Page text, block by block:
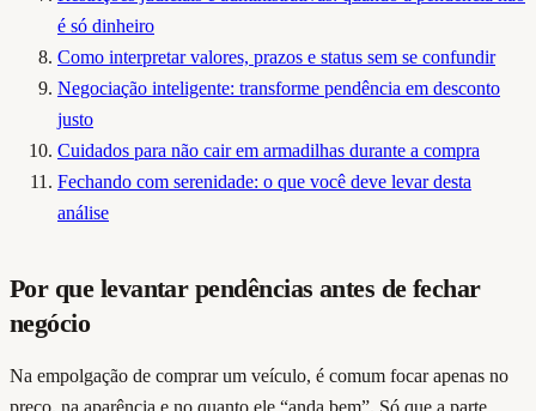
é só dinheiro
Como interpretar valores, prazos e status sem se confundir
Negociação inteligente: transforme pendência em desconto
justo
Cuidados para não cair em armadilhas durante a compra
Fechando com serenidade: o que você deve levar desta
análise
Por que levantar pendências antes de fechar
negócio
Na empolgação de comprar um veículo, é comum focar apenas no